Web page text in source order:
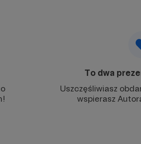
To dwa
Uszczęśliwiasz
wspierasz